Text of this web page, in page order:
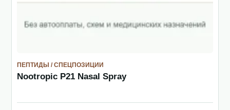
ПЕПТИДЫ / СПЕЦПОЗИЦИИ
Nootropic P21 Nasal Spray